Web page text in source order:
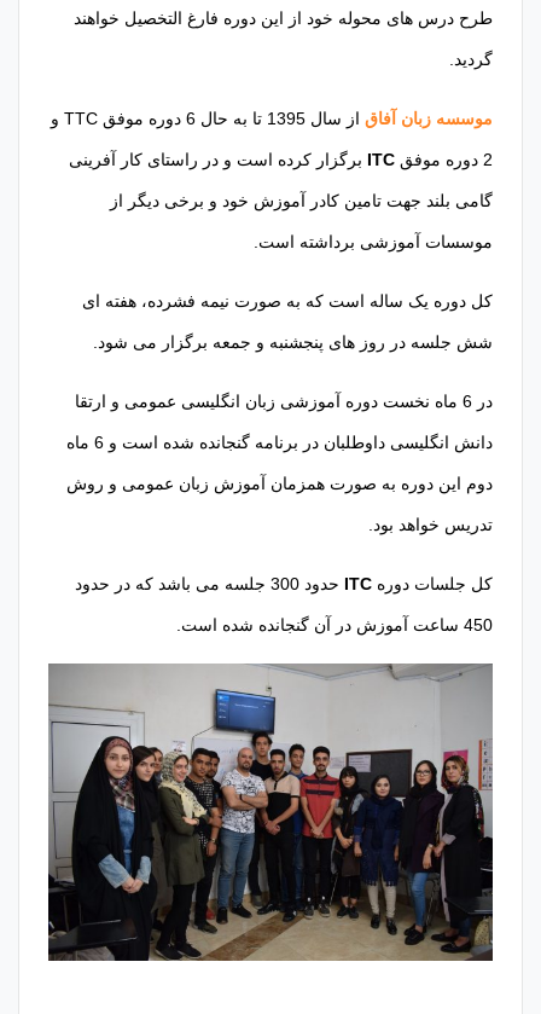
طرح درس های محوله خود از این دوره فارغ التخصیل خواهند
گردید.
موسسه زبان آفاق از سال 1395 تا به حال 6 دوره موفق TTC و
2 دوره موفق ITC برگزار کرده است و در راستای کار آفرینی
گامی بلند جهت تامین کادر آموزش خود و برخی دیگر از
موسسات آموزشی برداشته است.
کل دوره یک ساله است که به صورت نیمه فشرده، هفته ای
شش جلسه در روز های پنجشنبه و جمعه برگزار می شود.
در 6 ماه نخست دوره آموزشی زبان انگلیسی عمومی و ارتقا
دانش انگلیسی داوطلبان در برنامه گنجانده شده است و 6 ماه
دوم این دوره به صورت همزمان آموزش زبان عمومی و روش
تدریس خواهد بود.
کل جلسات دوره ITC حدود 300 جلسه می باشد که در حدود
450 ساعت آموزش در آن گنجانده شده است.